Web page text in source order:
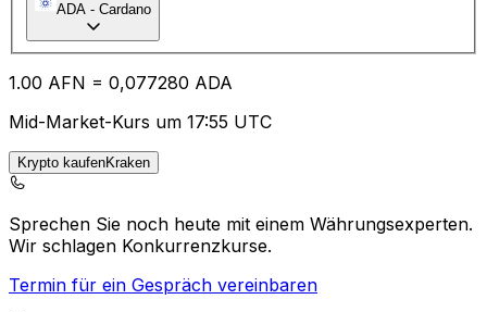
ADA - Cardano
1.00 AFN = 0,077280 ADA
Mid-Market-Kurs um 17:55 UTC
Krypto kaufenKraken
Sprechen Sie noch heute mit einem Währungsexperten.
Wir schlagen Konkurrenzkurse.
Termin für ein Gespräch vereinbaren